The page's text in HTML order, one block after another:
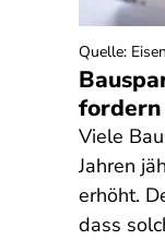
fordern
Viele
Jahren
erhöht.
dass
Quelle: